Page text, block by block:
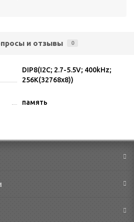
и отзывы 0
DIP8(I2C; 2.7-5.5V; 400kHz;
256K(32768x8))
память